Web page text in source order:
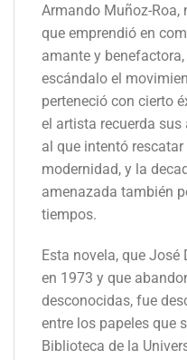
Armando Muñoz-
que emprendió en
amante y
escándalo el
perteneció con cierto
el artista recuerda sus
al que intentó
modernidad, y la
amenazada también
tiempos.
Esta novela, que
en 1973 y que
desconocidas, fue
entre los papeles que
Biblioteca de la